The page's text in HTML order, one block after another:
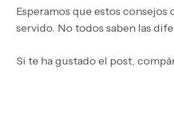
Esperamos que estos consejos
servido. No todos saben las
Si te ha gustado el post,